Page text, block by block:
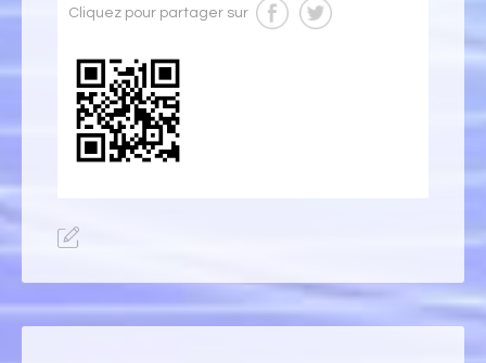
Cliquez pour partager sur